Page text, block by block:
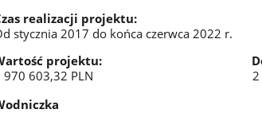
realizacji projektu:
stycznia 2017 do końca czerwca 2022 r.
projektu:
970 603,32 PLN 2 497